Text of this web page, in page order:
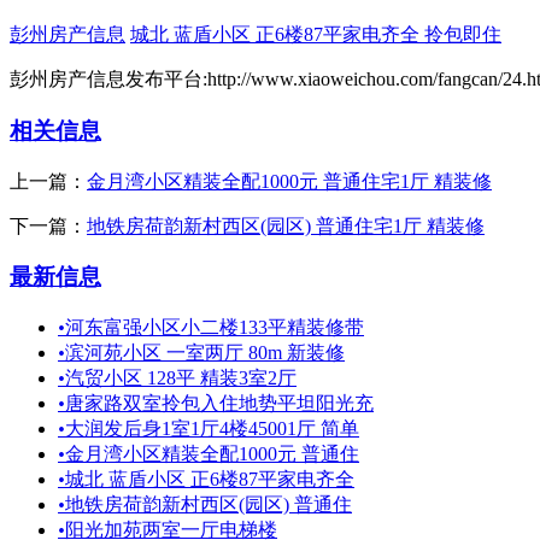
彭州房产信息 城北 蓝盾小区 正6楼87平家电齐全 拎包即住
彭州房产信息发布平台:http://www.xiaoweichou.com/fangcan/
相关信息
上一篇： 金月湾小区精装全配1000元 普通住宅1厅 精装修
下一篇： 地铁房荷韵新村西区(园区) 普通住宅1厅 精装修
最新信息
•河东富强小区小二楼133平精装修带
•滨河苑小区 一室两厅 80m 新装修
•汽贸小区 128平 精装3室2厅
•唐家路双室拎包入住地势平坦阳光充
•大润发后身1室1厅4楼45001厅 简单
•金月湾小区精装全配1000元 普通住
•城北 蓝盾小区 正6楼87平家电齐全
•地铁房荷韵新村西区(园区) 普通住
•阳光加苑两室一厅电梯楼